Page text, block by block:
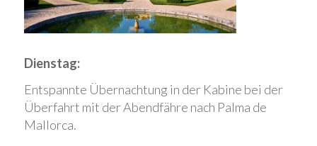
Dienstag:
Entspannte Übernachtung in der Kabine bei der
Überfahrt mit der Abendfähre nach Palma de
Mallorca.